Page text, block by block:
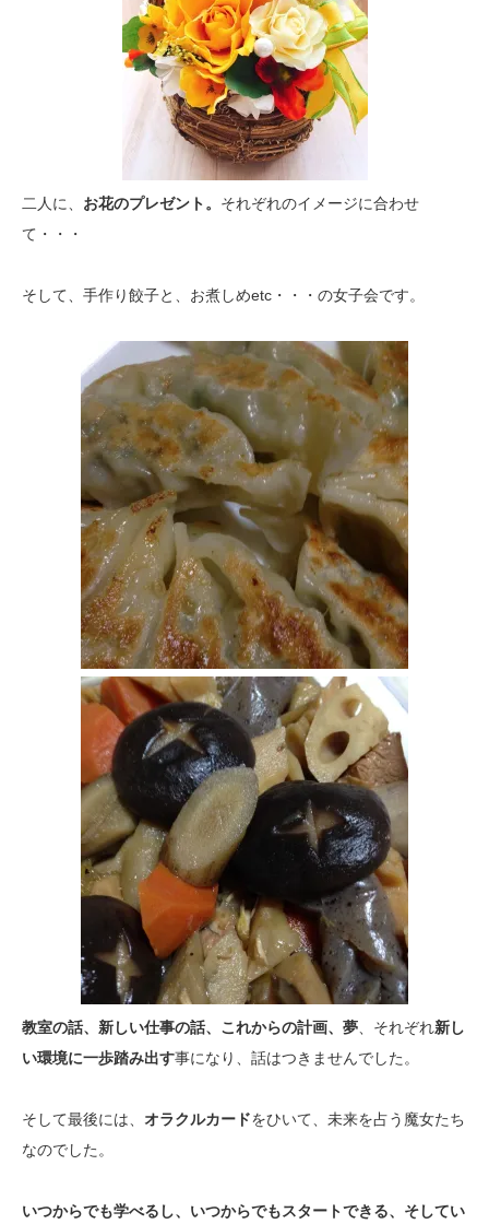
二人に、 お花のプレゼント。 それぞれのイメージに合わせ
て・・・
そして、手作り餃子と、お煮しめetc・・・の女子会です。
教室の話、新しい仕事の話、これからの計画、夢、それぞれ新し
い環境に一歩踏み出す事になり、話はつきませんでした。
そして最後には、 オラクルカードをひいて、未来を占う魔女たち
なのでした。
いつからでも学べるし、いつからでもスタートできる、そしてい